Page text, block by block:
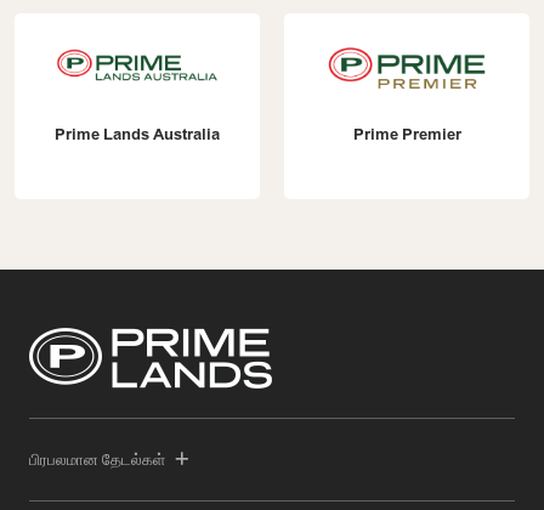
Prime Lands Australia Prime Premier
பிரபலமான தேடல்கள்